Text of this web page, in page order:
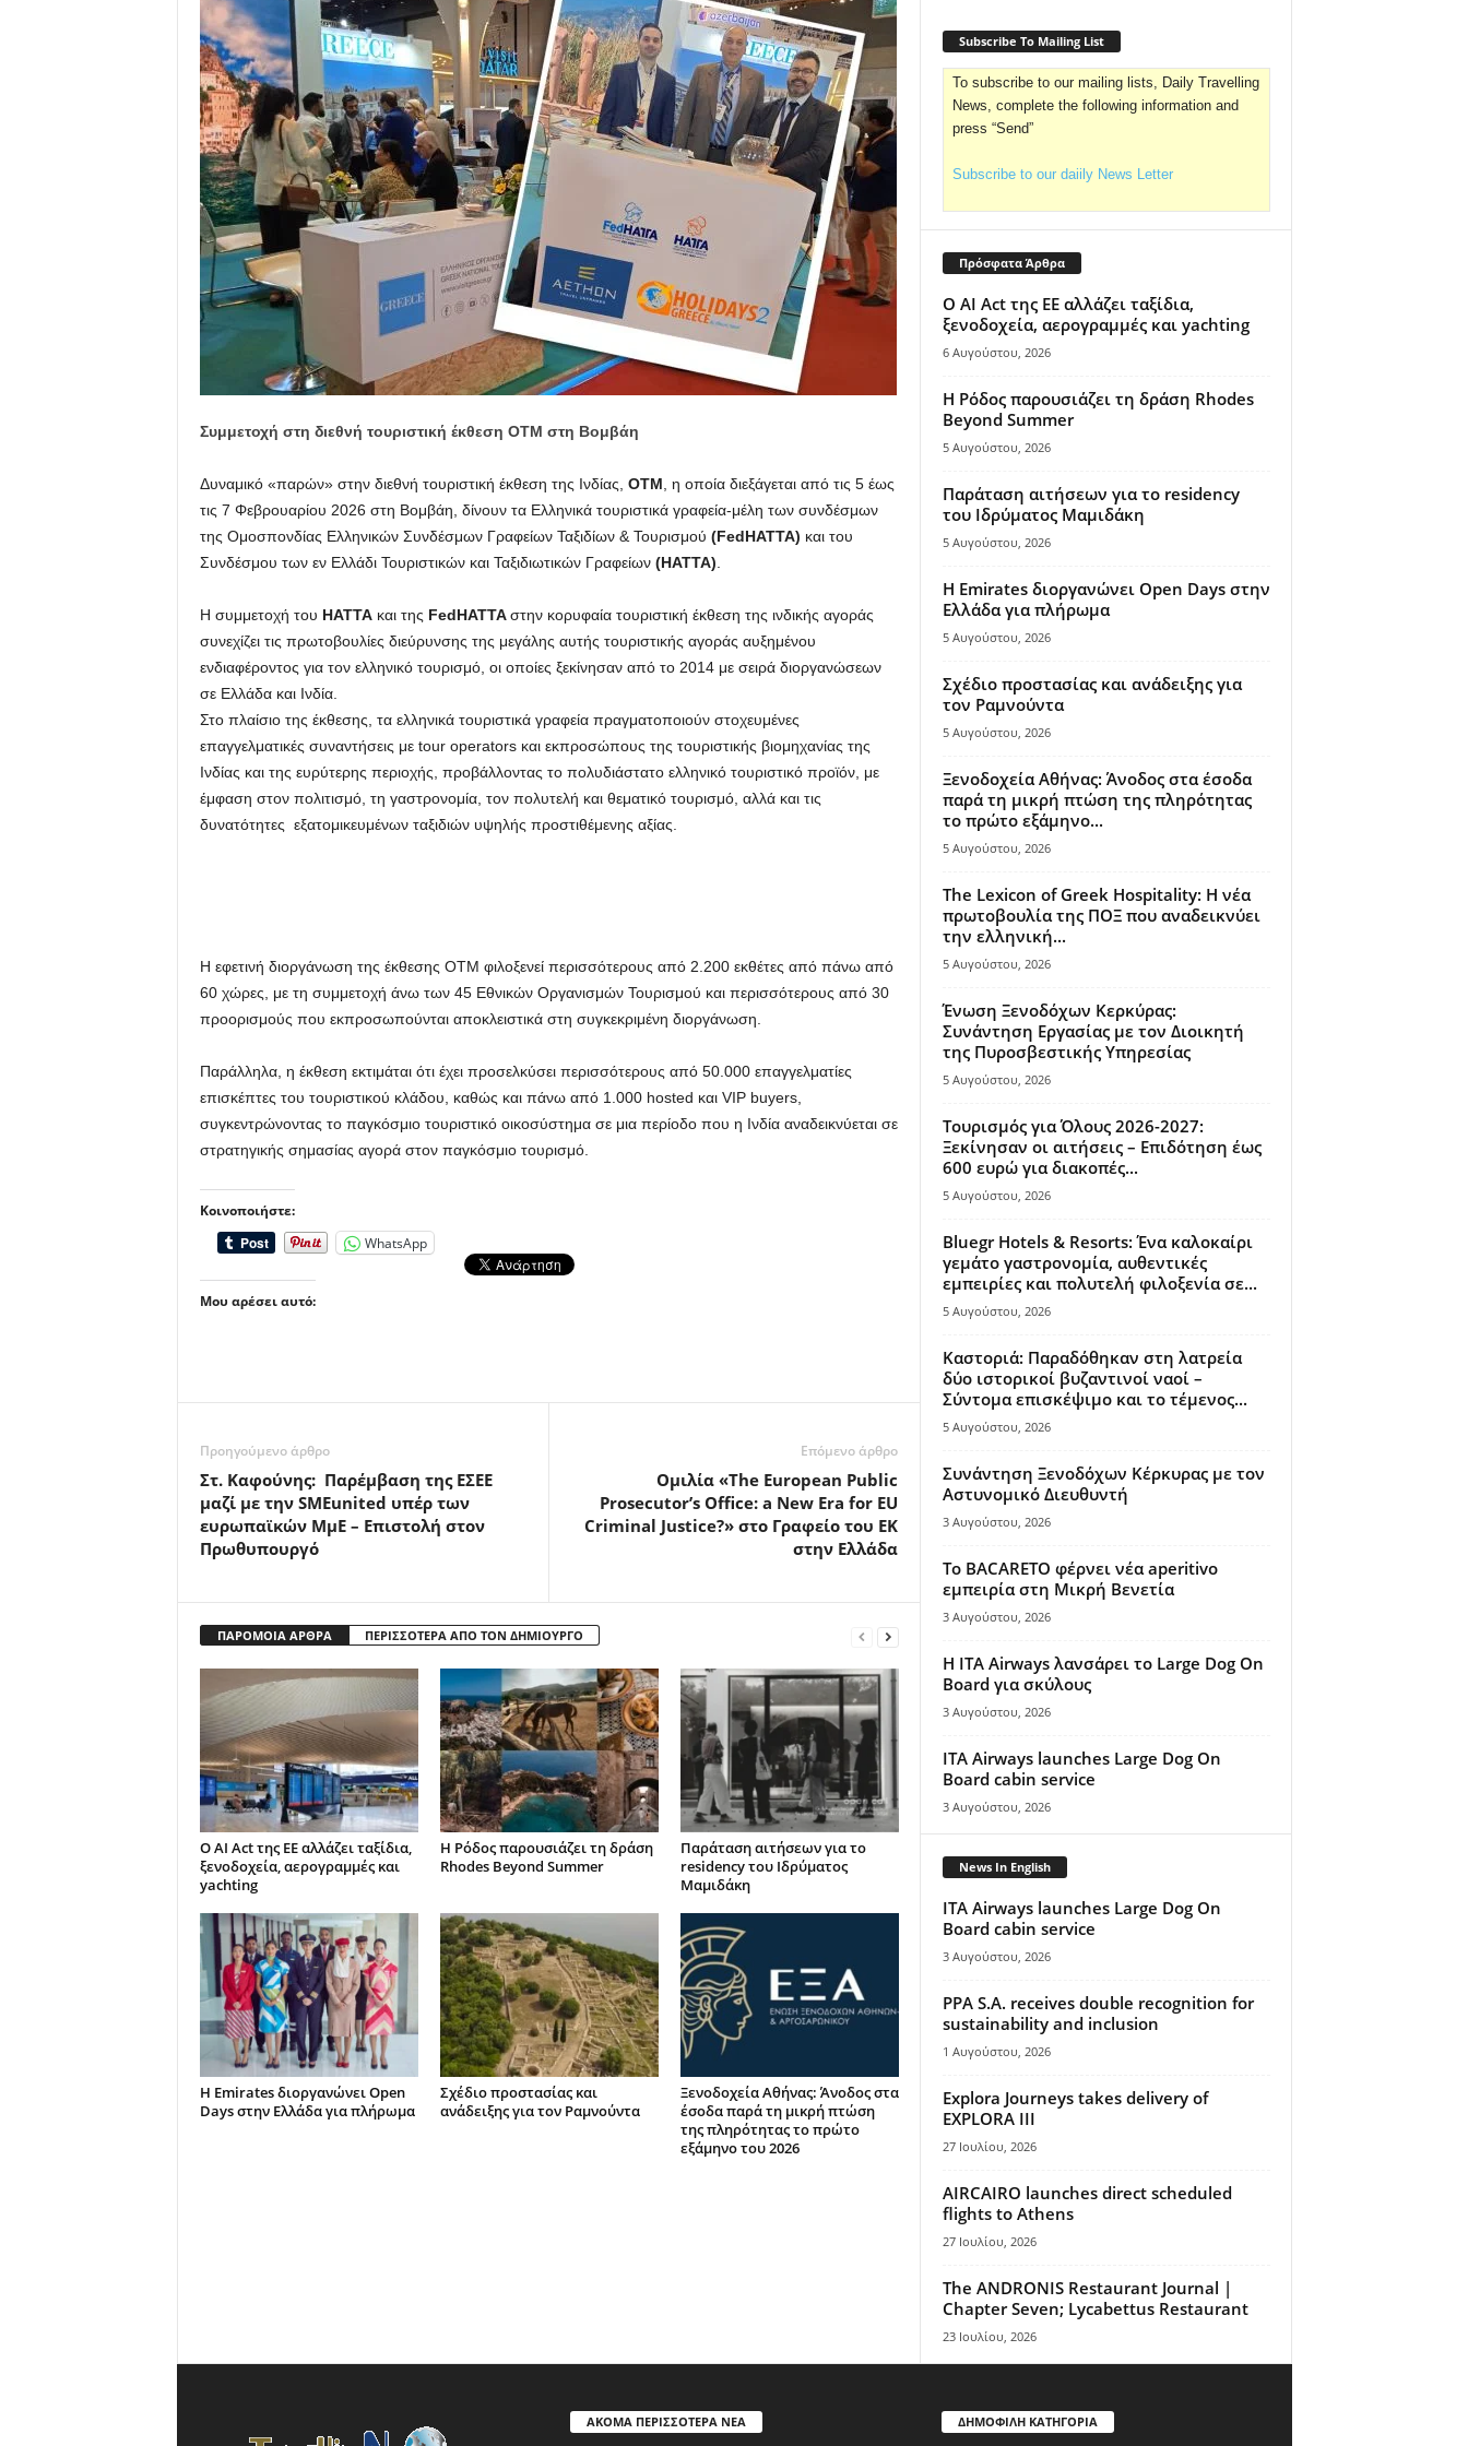
Συμμετοχή στη διεθνή τουριστική έκθεση ΟΤΜ στη Βομβάη
Δυναμικό «παρών» στην διεθνή τουριστική έκθεση της Ινδίας, ΟΤΜ , η οποία διεξάγεται από τις 5 έως
τις 7 Φεβρουαρίου 2026 στη Βομβάη, δίνουν τα Ελληνικά τουριστικά γραφεία-μέλη των συνδέσμων
της Ομοσπονδίας Ελληνικών Συνδέσμων Γραφείων Ταξιδίων & Τουρισμού (FedHATTA) και του
Συνδέσμου των εν Ελλάδι Τουριστικών και Ταξιδιωτικών Γραφείων(ΗΑΤΤΑ)
Η συμμετοχή του ΗΑΤΤΑκαι της FedHATTAστην κορυφαία τουριστική έκθεση της ινδικής αγοράς
συνεχίζει τις πρωτοβουλίες διεύρυνσης της μεγάλης αυτής τουριστικής αγοράς αυξημένου
ενδιαφέροντος για τον ελληνικό τουρισμό, οι οποίες ξεκίνησαν από το 2014 με σειρά διοργανώσεων
σε Ελλάδα και Ινδία.
Στο πλαίσιο της έκθεσης, τα ελληνικά τουριστικά γραφεία πραγματοποιούν στοχευμένες
επαγγελματικές συναντήσεις με tour operators και εκπροσώπους της τουριστικής βιομηχανίας της
Ινδίας και της ευρύτερης περιοχής, προβάλλοντας το πολυδιάστατο ελληνικό τουριστικό προϊόν, με
έμφαση στον πολιτισμό, τη γαστρονομία, τον πολυτελή και θεματικό τουρισμό, αλλά και τις
δυνατότητες εξατομικευμένων ταξιδιών υψηλής προστιθέμενης αξίας.
Η εφετινή διοργάνωση της έκθεσης ΟΤΜ φιλοξενεί περισσότερους από 2.200 εκθέτες από πάνω από
60 χώρες, με τη συμμετοχή άνω των 45 Εθνικών Οργανισμών Τουρισμού και περισσότερους από 30
προορισμούς που εκπροσωπούνται αποκλειστικά στη συγκεκριμένη διοργάνωση.
Παράλληλα, η έκθεση εκτιμάται ότι έχει προσελκύσει περισσότερους από 50.000 επαγγελματίες
επισκέπτες του τουριστικού κλάδου, καθώς και πάνω από 1.000 hosted και VIP buyers,
συγκεντρώνοντας το παγκόσμιο τουριστικό οικοσύστημα σε μια περίοδο που η Ινδία αναδεικνύεται σε
στρατηγικής σημασίας αγορά στον παγκόσμιο τουρισμό.
Κοινοποιήστε:
WhatsApp
Μου αρέσει αυτό:
Προηγούμενο άρθρο
Στ. Καφούνης: Παρέμβαση της ΕΣΕΕ
μαζί με την SMEunited υπέρ των
ευρωπαϊκών ΜμΕ – Επιστολή στον
Πρωθυπουργό
Επόμενο άρθρο
Ομιλία «The European Public
Prosecutor’s Office: a New Era for EU
Criminal Justice?» στο Γραφείο του ΕΚ
στην Ελλάδα
ΠΑΡΟΜΟΙΑ ΑΡΘΡΑ ΠΕΡΙΣΣΟΤΕΡΑ ΑΠΟ ΤΟΝ ΔΗΜΙΟΥΡΓΟ
Ο AI Act της ΕΕ αλλάζει ταξίδια,
ξενοδοχεία, αερογραμμές και
yachting
Η Ρόδος παρουσιάζει τη δράση
Rhodes Beyond Summer
Παράταση αιτήσεων για το
residency του Ιδρύματος
Μαμιδάκη
Η Emirates διοργανώνει Open
Days στην Ελλάδα για πλήρωμα
Σχέδιο προστασίας και
ανάδειξης για τον Ραμνούντα
Ξενοδοχεία Αθήνας: Άνοδος στα
έσοδα παρά τη μικρή πτώση
της πληρότητας το πρώτο
εξάμηνο του 2026
Subscribe To Mailing List
To subscribe to our mailing lists, Daily Travelling
News, complete the following information and
press “Send”
Subscribe to our daiily News Letter
Πρόσφατα Άρθρα
Ο AI Act της ΕΕ αλλάζει ταξίδια,
ξενοδοχεία, αερογραμμές και yachting
6 Αυγούστου, 2026
Η Ρόδος παρουσιάζει τη δράση Rhodes
Beyond Summer
5 Αυγούστου, 2026
Παράταση αιτήσεων για το residency
του Ιδρύματος Μαμιδάκη
5 Αυγούστου, 2026
Η Emirates διοργανώνει Open Days στην
Ελλάδα για πλήρωμα
5 Αυγούστου, 2026
Σχέδιο προστασίας και ανάδειξης για
τον Ραμνούντα
5 Αυγούστου, 2026
Ξενοδοχεία Αθήνας: Άνοδος στα έσοδα
παρά τη μικρή πτώση της πληρότητας
το πρώτο εξάμηνο...
5 Αυγούστου, 2026
The Lexicon of Greek Hospitality: Η νέα
πρωτοβουλία της ΠΟΞ που αναδεικνύει
την ελληνική...
5 Αυγούστου, 2026
Ένωση Ξενοδόχων Κερκύρας:
Συνάντηση Εργασίας με τον Διοικητή
της Πυροσβεστικής Υπηρεσίας
5 Αυγούστου, 2026
Τουρισμός για Όλους 2026-2027:
Ξεκίνησαν οι αιτήσεις – Επιδότηση έως
600 ευρώ για διακοπές...
5 Αυγούστου, 2026
Bluegr Hotels & Resorts: Ένα καλοκαίρι
γεμάτο γαστρονομία, αυθεντικές
εμπειρίες και πολυτελή φιλοξενία σε...
5 Αυγούστου, 2026
Καστοριά: Παραδόθηκαν στη λατρεία
δύο ιστορικοί βυζαντινοί ναοί –
Σύντομα επισκέψιμο και το τέμενος...
5 Αυγούστου, 2026
Συνάντηση Ξενοδόχων Κέρκυρας με τον
Αστυνομικό Διευθυντή
3 Αυγούστου, 2026
Το BACARETO φέρνει νέα aperitivo
εμπειρία στη Μικρή Βενετία
3 Αυγούστου, 2026
Η ITA Airways λανσάρει το Large Dog On
Board για σκύλους
3 Αυγούστου, 2026
ITA Airways launches Large Dog On
Board cabin service
3 Αυγούστου, 2026
News In English
ITA Airways launches Large Dog On
Board cabin service
3 Αυγούστου, 2026
PPA S.A. receives double recognition for
sustainability and inclusion
1 Αυγούστου, 2026
Explora Journeys takes delivery of
EXPLORA III
27 Ιουλίου, 2026
AIRCAIRO launches direct scheduled
flights to Athens
27 Ιουλίου, 2026
The ANDRONIS Restaurant Journal |
Chapter Seven; Lycabettus Restaurant
23 Ιουλίου, 2026
ΑΚΟΜΑ ΠΕΡΙΣΣΟΤΕΡΑ ΝΕΑ ΔΗΜΟΦΙΛΗ ΚΑΤΗΓΟΡΙΑ